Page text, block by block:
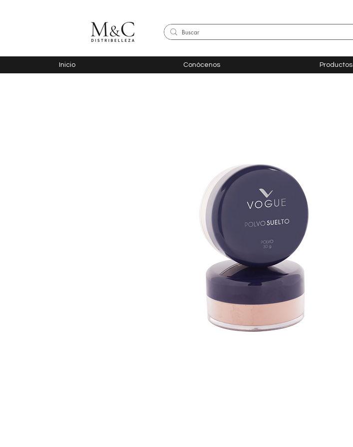
Inicio Conócenos Productos